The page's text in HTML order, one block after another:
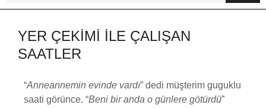
YER ÇEKİMİ İLE ÇALIŞAN
SAATLER
“Anneannemin evinde vardı” dedi müşterim guguklu
saati görünce. “Beni bir anda o günlere götürdü”